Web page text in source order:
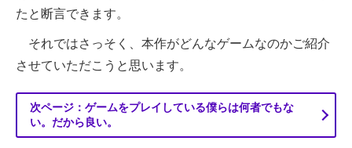
たと断言できます。
それではさっそく、本作がどんなゲームなのかご紹介
させていただこうと思います。
次ページ：ゲームをプレイしている僕らは何者でもな
い。だから良い。